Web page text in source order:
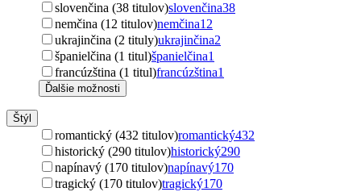
slovenčina (38 titulov)slovenčina38
nemčina (12 titulov)nemčina12
ukrajinčina (2 tituly)ukrajinčina2
španielčina (1 titul)španielčina1
francúzština (1 titul)francúzština1
Ďalšie možnosti
Štýl
romantický (432 titulov)romantický432
historický (290 titulov)historický290
napínavý (170 titulov)napínavý170
tragický (170 titulov)tragický170